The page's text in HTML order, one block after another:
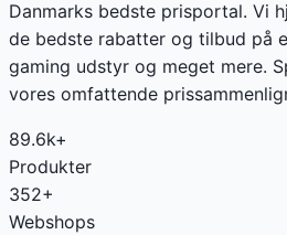
Danmarks bedste prisportal. Vi
de bedste rabatter og tilbud på
gaming udstyr og meget mere.
vores omfattende
89.6k+
Produkter
352+
Webshops